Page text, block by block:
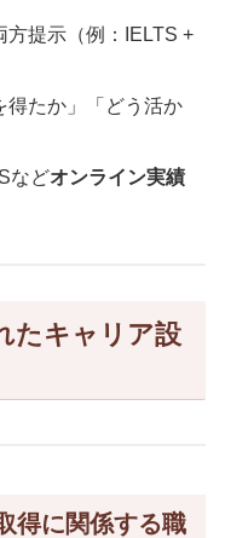
方提示（例：IELTS +
得たか」「どう活か
などオンライン実績
たキャリア設
得に関係する職